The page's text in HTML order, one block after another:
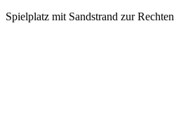
Spielplatz mit Sandstrand zur Rechten